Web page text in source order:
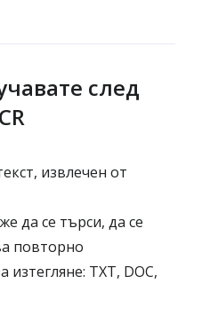
след
извлечен от
да се търси, да се
повторно
TXT, DOC,